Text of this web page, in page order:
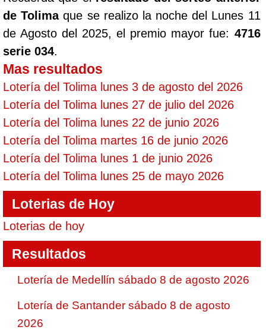
de Tolimaque se realizo la noche del Lunes 11
de Agosto del 2025, el premio mayor fue: 4716
serie 034.
Mas resultados
Lotería del Tolima lunes 3 de agosto del 2026
Lotería del Tolima lunes 27 de julio del 2026
Lotería del Tolima lunes 22 de junio 2026
Lotería del Tolima martes 16 de junio 2026
Lotería del Tolima lunes 1 de junio 2026
Lotería del Tolima lunes 25 de mayo 2026
Loterias de Hoy
Loterias de hoy
Resultados
Lotería de Medellín sábado 8 de agosto 2026
Lotería de Santander sábado 8 de agosto
2026